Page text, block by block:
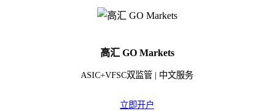
高汇 GO Markets
ASIC+VFSC双监管 | 中文服务
立即开户